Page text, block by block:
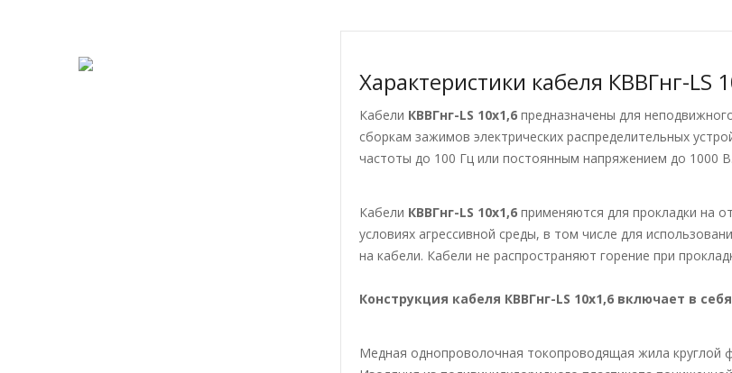
Характеристики кабеля КВВГнг-LS
Кабели КВВГнг-LS 10х1,6 предназначены для
сборкам зажимов электрических распределительных
частоты до 100 Гц или постоянным напряжением до 1000 В.
Кабели КВВГнг-LS 10х1,6 применяются для прокладки на
условиях агрессивной среды, в том числе для
на кабели. Кабели не распространяют горение при
Конструкция кабеля КВВГнг-LS 10х1,6 включает в
Медная однопроволочная токопроводящая жила круглой